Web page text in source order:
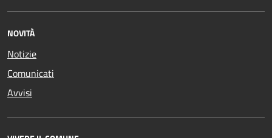
NOVITÀ
Notizie
Comunicati
Avvisi